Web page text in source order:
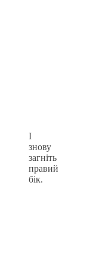
І
знову
загніть
правий
бік.